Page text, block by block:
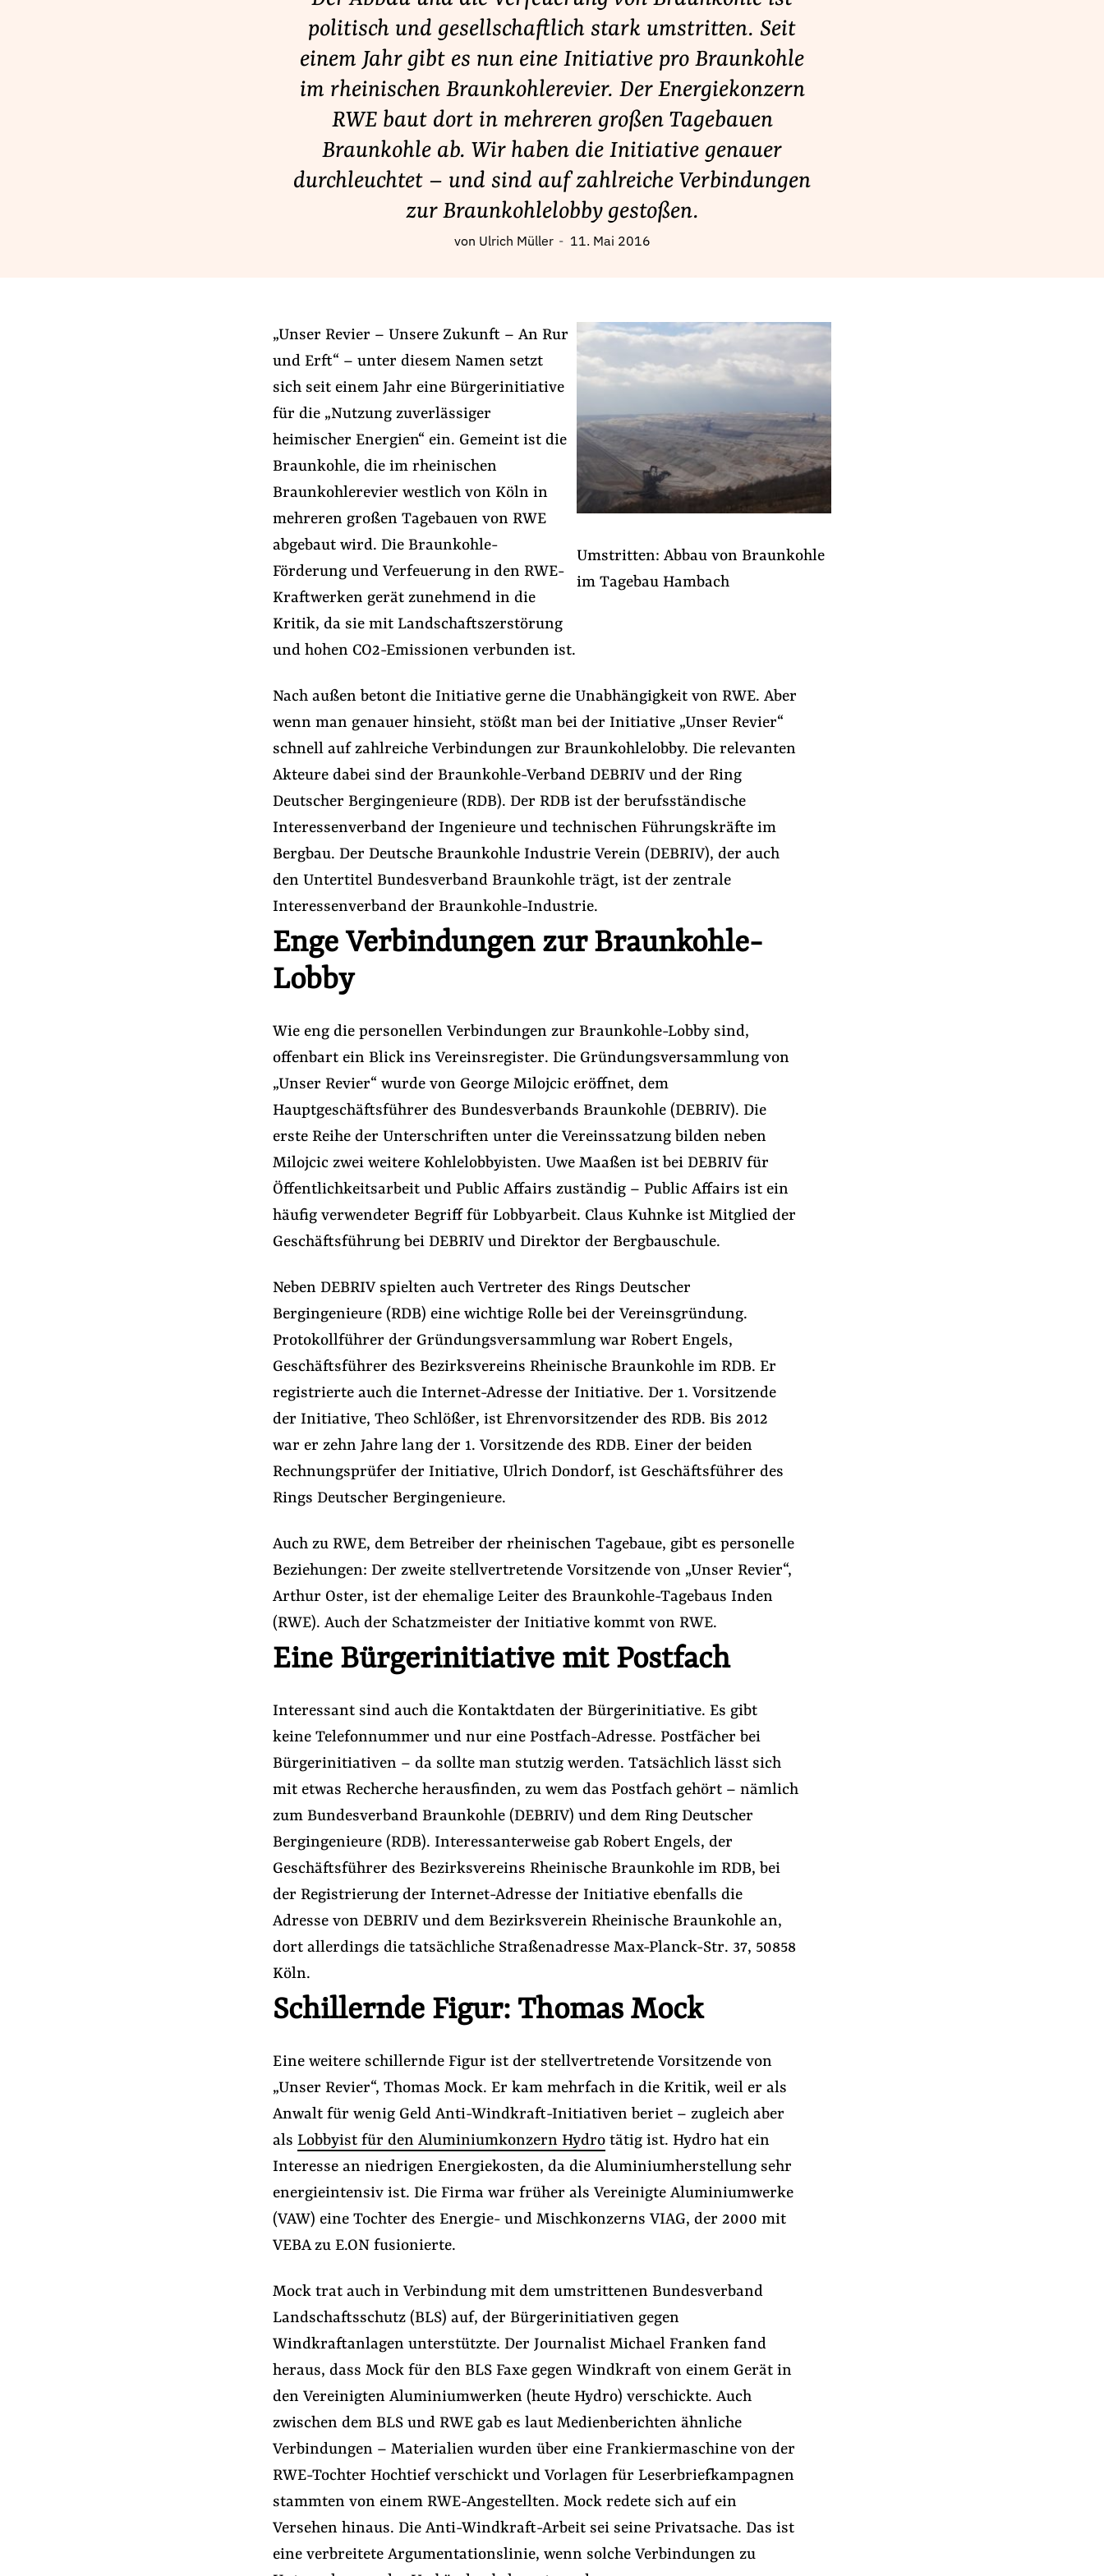
#Lobby-Fußspur #Konzernmacht #Handelspolitik
Folge Uns
politisch und gesellschaftlich stark umstritten. Seit
einem Jahr gibt es nun eine Initiative pro Braunkohle
im rheinischen Braunkohlerevier. Der Energiekonzern
RWE baut dort in mehreren großen Tagebauen
Braunkohle ab. Wir haben die Initiative genauer
durchleuchtet – und sind auf zahlreiche Verbindungen
zur Braunkohlelobby gestoßen.
von Ulrich Müller 11. Mai 2016
Umstritten: Abbau von Braunkohle
im Tagebau Hambach
„Unser Revier – Unsere Zukunft – An Rur
und Erft“ – unter diesem Namen setzt
sich seit einem Jahr eine Bürgerinitiative
für die „Nutzung zuverlässiger
heimischer Energien“ ein. Gemeint ist die
Braunkohle, die im rheinischen
Braunkohlerevier westlich von Köln in
mehreren großen Tagebauen von RWE
abgebaut wird. Die Braunkohle-
Förderung und Verfeuerung in den RWE-
Kraftwerken gerät zunehmend in die
Kritik, da sie mit Landschaftszerstörung
und hohen CO2-Emissionen verbunden ist.
Nach außen betont die Initiative gerne die Unabhängigkeit von RWE. Aber
wenn man genauer hinsieht, stößt man bei der Initiative „Unser Revier“
schnell auf zahlreiche Verbindungen zur Braunkohlelobby. Die relevanten
Akteure dabei sind der Braunkohle-Verband DEBRIV und der Ring
Deutscher Bergingenieure (RDB). Der RDB ist der berufsständische
Interessenverband der Ingenieure und technischen Führungskräfte im
Bergbau. Der Deutsche Braunkohle Industrie Verein (DEBRIV), der auch
den Untertitel Bundesverband Braunkohle trägt, ist der zentrale
Interessenverband der Braunkohle-Industrie.
Enge Verbindungen zur Braunkohle-
Lobby
Wie eng die personellen Verbindungen zur Braunkohle-Lobby sind,
offenbart ein Blick ins Vereinsregister. Die Gründungsversammlung von
„Unser Revier“ wurde von George Milojcic eröffnet, dem
Hauptgeschäftsführer des Bundesverbands Braunkohle (DEBRIV). Die
erste Reihe der Unterschriften unter die Vereinssatzung bilden neben
Milojcic zwei weitere Kohlelobbyisten. Uwe Maaßen ist bei DEBRIV für
Öffentlichkeitsarbeit und Public Affairs zuständig – Public Affairs ist ein
häufig verwendeter Begriff für Lobbyarbeit. Claus Kuhnke ist Mitglied der
Geschäftsführung bei DEBRIV und Direktor der Bergbauschule.
Neben DEBRIV spielten auch Vertreter des Rings Deutscher
Bergingenieure (RDB) eine wichtige Rolle bei der Vereinsgründung.
Protokollführer der Gründungsversammlung war Robert Engels,
Geschäftsführer des Bezirksvereins Rheinische Braunkohle im RDB. Er
registrierte auch die Internet-Adresse der Initiative. Der 1. Vorsitzende
der Initiative, Theo Schlößer, ist Ehrenvorsitzender des RDB. Bis 2012
war er zehn Jahre lang der 1. Vorsitzende des RDB. Einer der beiden
Rechnungsprüfer der Initiative, Ulrich Dondorf, ist Geschäftsführer des
Rings Deutscher Bergingenieure.
Auch zu RWE, dem Betreiber der rheinischen Tagebaue, gibt es personelle
Beziehungen: Der zweite stellvertretende Vorsitzende von „Unser Revier“,
Arthur Oster, ist der ehemalige Leiter des Braunkohle-Tagebaus Inden
(RWE). Auch der Schatzmeister der Initiative kommt von RWE.
Eine Bürgerinitiative mit Postfach
Interessant sind auch die Kontaktdaten der Bürgerinitiative. Es gibt
keine Telefonnummer und nur eine Postfach-Adresse. Postfächer bei
Bürgerinitiativen – da sollte man stutzig werden. Tatsächlich lässt sich
mit etwas Recherche herausfinden, zu wem das Postfach gehört – nämlich
zum Bundesverband Braunkohle (DEBRIV) und dem Ring Deutscher
Bergingenieure (RDB). Interessanterweise gab Robert Engels, der
Geschäftsführer des Bezirksvereins Rheinische Braunkohle im RDB, bei
der Registrierung der Internet-Adresse der Initiative ebenfalls die
Adresse von DEBRIV und dem Bezirksverein Rheinische Braunkohle an,
dort allerdings die tatsächliche Straßenadresse Max-Planck-Str. 37, 50858
Köln.
Schillernde Figur: Thomas Mock
Eine weitere schillernde Figur ist der stellvertretende Vorsitzende von
„Unser Revier“, Thomas Mock. Er kam mehrfach in die Kritik, weil er als
Anwalt für wenig Geld Anti-Windkraft-Initiativen beriet – zugleich aber
als Lobbyist für den Aluminiumkonzern Hydro tätig ist. Hydro hat ein
Interesse an niedrigen Energiekosten, da die Aluminiumherstellung sehr
energieintensiv ist. Die Firma war früher als Vereinigte Aluminiumwerke
(VAW) eine Tochter des Energie- und Mischkonzerns VIAG, der 2000 mit
VEBA zu E.ON fusionierte.
Mock trat auch in Verbindung mit dem umstrittenen Bundesverband
Landschaftsschutz (BLS) auf, der Bürgerinitiativen gegen
Windkraftanlagen unterstützte. Der Journalist Michael Franken fand
heraus, dass Mock für den BLS Faxe gegen Windkraft von einem Gerät in
den Vereinigten Aluminiumwerken (heute Hydro) verschickte. Auch
zwischen dem BLS und RWE gab es laut Medienberichten ähnliche
Verbindungen – Materialien wurden über eine Frankiermaschine von der
RWE-Tochter Hochtief verschickt und Vorlagen für Leserbriefkampagnen
stammten von einem RWE-Angestellten. Mock redete sich auf ein
Versehen hinaus. Die Anti-Windkraft-Arbeit sei seine Privatsache. Das ist
eine verbreitete Argumentationslinie, wenn solche Verbindungen zu